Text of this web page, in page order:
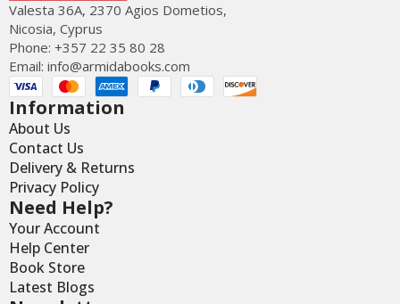
Valesta 36Α, 2370 Agios Dometios,
Nicosia, Cyprus
Phone: +357 22 35 80 28
Email: info@armidabooks.com
Information
About Us
Contact Us
Delivery & Returns
Privacy Policy
Need Help?
Your Account
Help Center
Book Store
Latest Blogs